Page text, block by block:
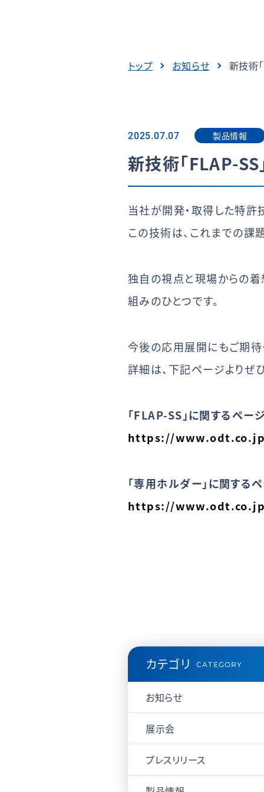
トップ お知らせ 新技術
2025.07.07 製品情報
新技術「FLAP-SS
当社が開発・取得した特許
この技術は、これまでの課
独自の視点と現場からの着
組みのひとつです。
今後の応用展開にもご期待
詳細は、下記ページよりぜ
「FLAP-SS」に関するペー
https://
「専用ホルダー」に関する
https://
カテゴリ CATEGORY
お知らせ
展示会
プレスリリース